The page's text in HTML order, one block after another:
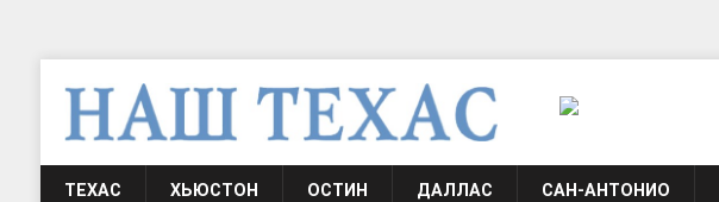
ТЕХАС ХЬЮСТОН ОСТИН ДАЛЛАС САН-АНТОНИО